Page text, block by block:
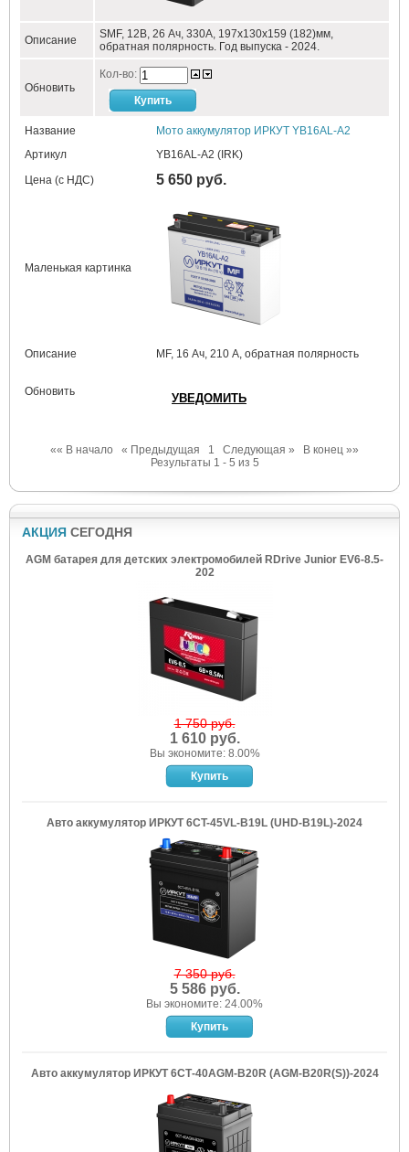
Описание
SMF, 12В, 26 Ач, 330А, 197x130x159 (182)мм,
обратная полярность. Год выпуска - 2024.
Обновить
Кол-во:
Название
Мото аккумулятор ИРКУТ YB16AL-A2
Артикул
YB16AL-A2 (IRK)
Цена (с НДС)
5 650 руб.
Маленькая картинка
Описание MF, 16 Ач, 210 А, обратная полярность
Обновить
«« В начало « Предыдущая 1 Следующая »
В конец »»
Результаты 1 - 5 из 5
АКЦИЯ СЕГОДНЯ
AGM батарея для детских электромобилей RDrive Junior EV6-8.5-
202
1 750 руб.
1 610 руб.
Вы экономите: 8.00%
Авто аккумулятор ИРКУТ 6CT-45VL-B19L (UHD-B19L)-2024
7 350 руб.
5 586 руб.
Вы экономите: 24.00%
Авто аккумулятор ИРКУТ 6СТ-40AGM-B20R (AGM-B20R(S))-2024